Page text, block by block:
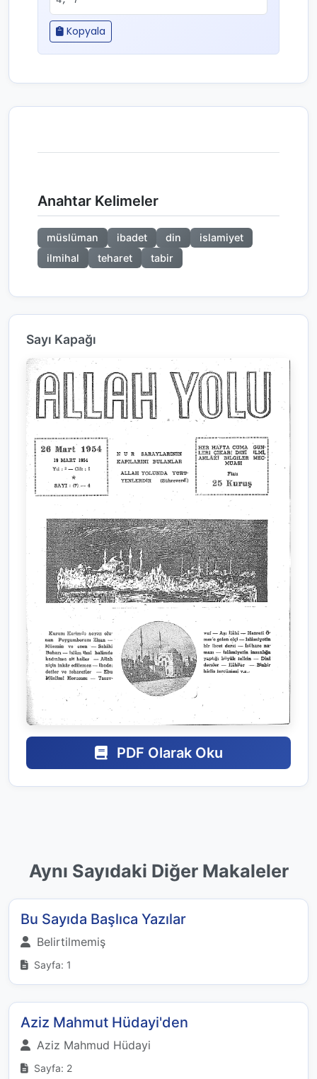
Kopyala
Anahtar Kelimeler
müslüman ibadet din
islamiyet
ilmihal
teharet tabir
Sayı Kapağı
PDF Olarak Oku
Aynı Sayıdaki Diğer Makaleler
Bu Sayıda Başlıca Yazılar
Belirtilmemiş
Sayfa: 1
Aziz Mahmut Hüdayi'den
Aziz Mahmud Hüdayi
Sayfa: 2